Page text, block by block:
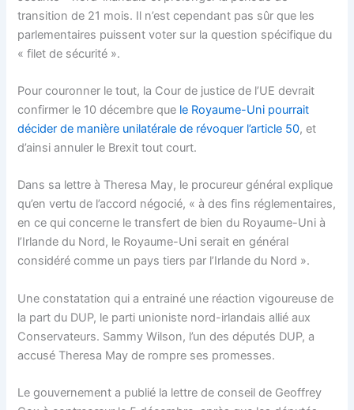
transition de 21 mois. Il n’est cependant pas sûr que les
parlementaires puissent voter sur la question spécifique du
« filet de sécurité ».
Pour couronner le tout, la Cour de justice de l’UE devrait
confirmer le 10 décembre que le Royaume-Uni pourrait
décider de manière unilatérale de révoquer l’article 50, et
d’ainsi annuler le Brexit tout court.
Dans sa lettre à Theresa May, le procureur général explique
qu’en vertu de l’accord négocié, « à des fins réglementaires,
en ce qui concerne le transfert de bien du Royaume-Uni à
l’Irlande du Nord, le Royaume-Uni serait en général
considéré comme un pays tiers par l’Irlande du Nord ».
Une constatation qui a entrainé une réaction vigoureuse de
la part du DUP, le parti unioniste nord-irlandais allié aux
Conservateurs. Sammy Wilson, l’un des députés DUP, a
accusé Theresa May de rompre ses promesses.
Le gouvernement a publié la lettre de conseil de Geoffrey